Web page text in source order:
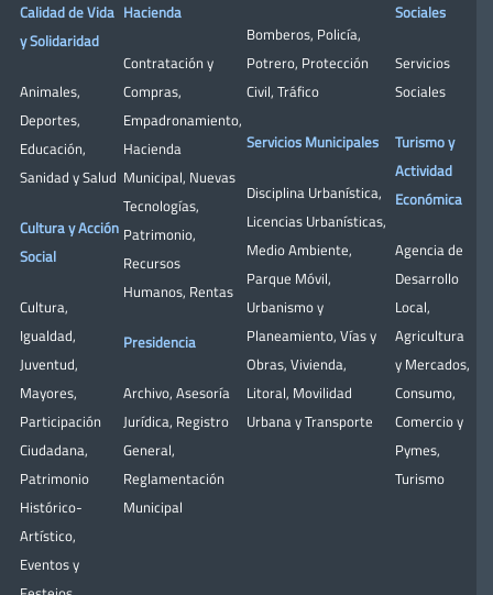
Calidad de Vida
y Solidaridad
Animales,
Deportes,
Educación,
Sanidad y Salud
Cultura y Acción
Social
Cultura,
Igualdad,
Juventud,
Mayores,
Participación
Ciudadana,
Patrimonio
Histórico-
Artístico,
Eventos y
Hacienda
Contratación y
Compras,
Empadronamiento,
Hacienda
Municipal, Nuevas
Tecnologías,
Patrimonio,
Recursos
Humanos, Rentas
Presidencia
Archivo, Asesoría
Jurídica, Registro
General,
Reglamentación
Municipal
Bomberos, Policía,
Potrero, Protección
Civil, Tráfico
Servicios Municipales
Disciplina Urbanística,
Licencias Urbanísticas,
Medio Ambiente,
Parque Móvil,
Urbanismo y
Planeamiento, Vías y
Obras, Vivienda,
Litoral, Movilidad
Urbana y Transporte
Sociales
Servicios
Sociales
Turismo y
Actividad
Económica
Agencia de
Desarrollo
Local,
Agricultura
y Mercados,
Consumo,
Comercio y
Pymes,
Turismo